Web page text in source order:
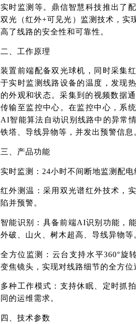
实时监测等。鼎信智慧科技推出了
双光（红外+可见光）监测技术，实
高了线路的安全性和可靠性。
二、工作原理
装置前端配备双光球机，同时采集
于实时监测线路设备的温度，发现
的外观和状态。采集到的视频数据
传输至监控中心。在监控中心，系
AI智能算法自动识别线路中的异常
铁塔、导线异物等，并发出预警信息
三、产品功能
实时监测：24小时不间断地监测配
红外测温：采用双光谱红外技术，
陷并预警。
智能识别：具备前端AI识别功能，
外破、山火、树木超高、导线异物等
全方位监测：云台支持水平360°旋
变焦镜头，实现对线路细节的全方位
多种工作模式：支持休眠、定时抓
同的运维需求。
四、技术参数